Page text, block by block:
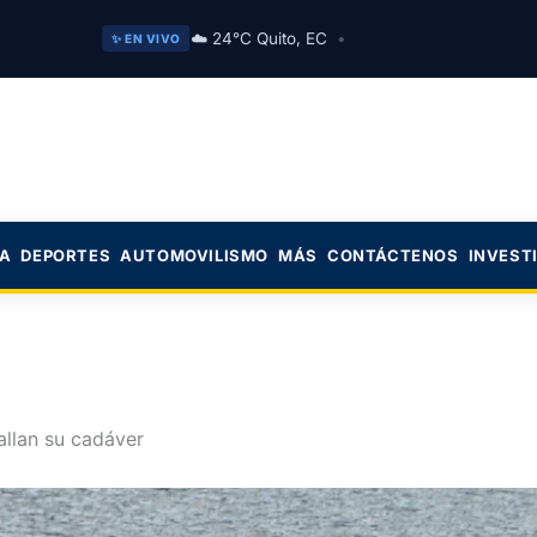
✨ EN VIVO ☁️ 24°C Quito, EC •
DEPORTES AUTOMOVILISMO MÁS CONTÁCTENOS
su cadáver